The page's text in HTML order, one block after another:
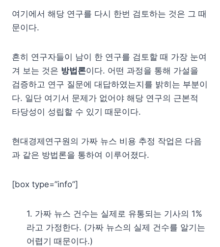
여기에서 해당 연구를 다시 한번 검토하는 것은 그 때
문이다.
흔히 연구자들이 남이 한 연구를 검토할 때 가장 눈여
겨 보는 것은 방법론이다. 어떤 과정을 통해 가설을
검증하고 연구 질문에 대답하였는지를 밝히는 부분이
다. 일단 여기서 문제가 없어야 해당 연구의 근본적
타당성이 성립할 수 있기 때문이다.
현대경제연구원의 가짜 뉴스 비용 추정 작업은 다음
과 같은 방법론을 통하여 이루어졌다.
[box type=”info”]
1. 가짜 뉴스 건수는 실제로 유통되는 기사의 1%
라고 가정한다. (가짜 뉴스의 실제 건수를 알기는
어렵기 때문이다.)